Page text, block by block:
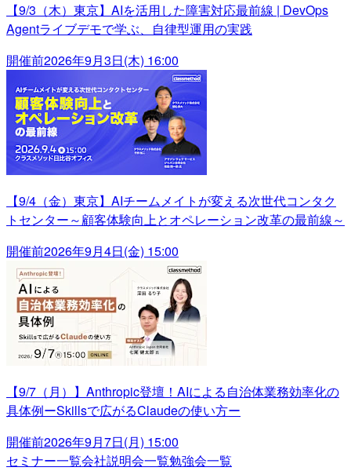
【9/3（木）東京】AIを活用した障害対応最前線 | DevOps
Agentライブデモで学ぶ、自律型運用の実践
開催前2026年9月3日(木) 16:00
【9/4（金）東京】AIチームメイトが変える次世代コンタク
トセンター～顧客体験向上とオペレーション改革の最前線～
開催前2026年9月4日(金) 15:00
【9/7（月）】Anthropic登壇！AIによる自治体業務効率化の
具体例ーSkillsで広がるClaudeの使い方ー
開催前2026年9月7日(月) 15:00
セミナー一覧会社説明会一覧勉強会一覧